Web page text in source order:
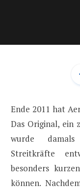
Ende 2011 hat
Das Original, ein
wurde
Streitkräfte
besonders
können.